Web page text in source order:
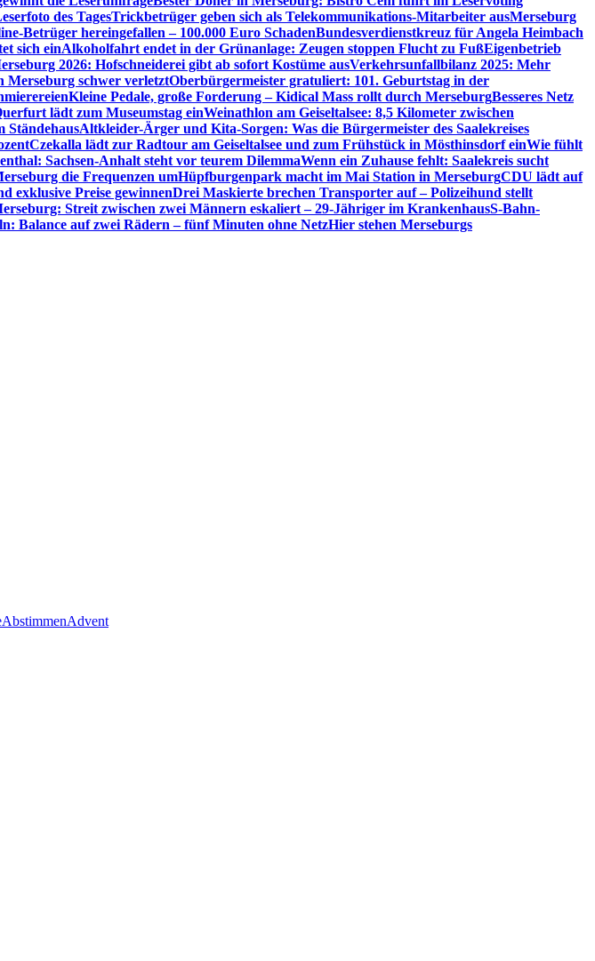
des TagesTrickbetrüger geben sich als Telekommunikations-Mitarbeiter ausMerseburg
Betrüger hereingefallen – 100.000 Euro SchadenBundesverdienstkreuz für Angela Heimbach
sich einAlkoholfahrt endet in der Grünanlage: Zeugen stoppen Flucht zu FußEigenbetrieb
2026: Hofschneiderei gibt ab sofort Kostüme ausVerkehrsunfallbilanz 2025: Mehr
Merseburg schwer verletztOberbürgermeister gratuliert: 101. Geburtstag in der
Kleine Pedale, große Forderung – Kidical Mass rollt durch MerseburgBesseres Netz
lädt zum Museumstag einWeinathlon am Geiseltalsee: 8,5 Kilometer zwischen
StändehausAltkleider-Ärger und Kita-Sorgen: Was die Bürgermeister des Saalekreises
Czekalla lädt zur Radtour am Geiseltalsee und zum Frühstück in Mösthinsdorf einWie fühlt
Sachsen-Anhalt steht vor teurem DilemmaWenn ein Zuhause fehlt: Saalekreis sucht
die Frequenzen umHüpfburgenpark macht im Mai Station in MerseburgCDU lädt auf
exklusive Preise gewinnenDrei Maskierte brechen Transporter auf – Polizeihund stellt
Streit zwischen zwei Männern eskaliert – 29-Jähriger im KrankenhausS-Bahn-
Balance auf zwei Rädern – fünf Minuten ohne NetzHier stehen Merseburgs
AbstimmenAdvent